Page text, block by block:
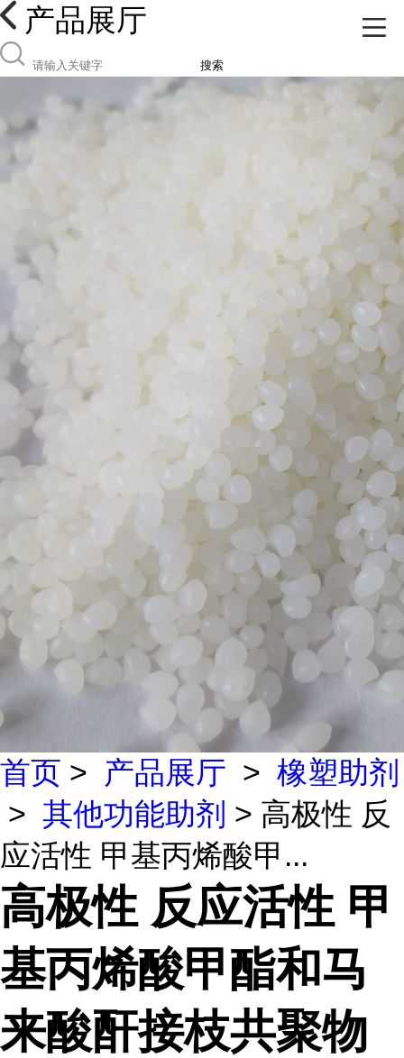
产品展厅
搜索
首页 > 产品展厅 > 橡塑助剂
> 其他功能助剂 > 高极性 反
应活性 甲基丙烯酸甲...
高极性 反应活性 甲
基丙烯酸甲酯和马
来酸酐接枝共聚物